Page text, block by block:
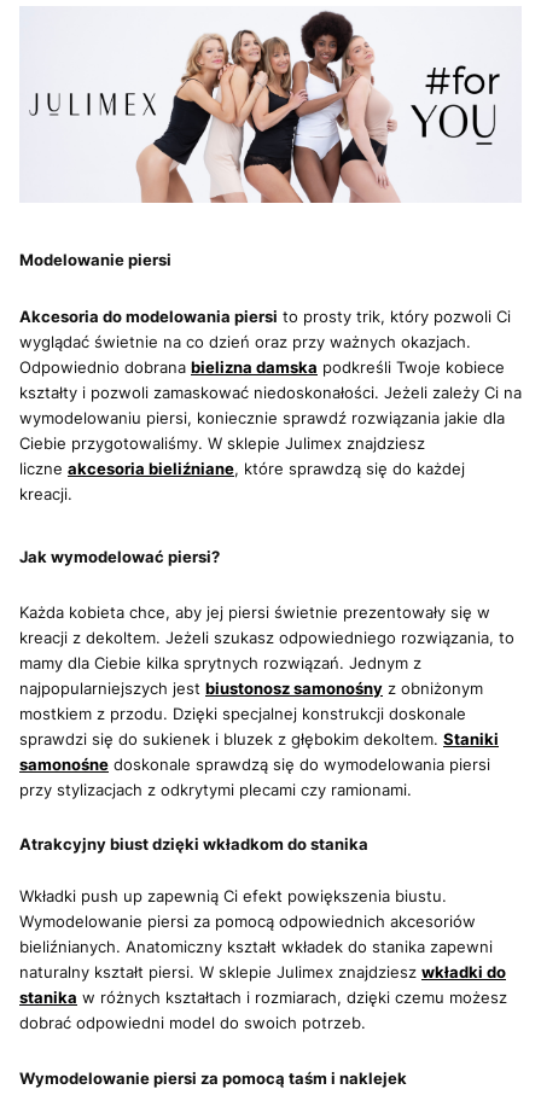
Modelowanie piersi
Akcesoria do modelowania piersi to prosty trik, który pozwoli Ci
wyglądać świetnie na co dzień oraz przy ważnych okazjach.
Odpowiednio dobrana bielizna damska podkreśli Twoje kobiece
kształty i pozwoli zamaskować niedoskonałości. Jeżeli zależy Ci na
wymodelowaniu piersi, koniecznie sprawdź rozwiązania jakie dla
Ciebie przygotowaliśmy. W sklepie Julimex znajdziesz
liczne akcesoria bieliźniane, które sprawdzą się do każdej
kreacji.
Jak wymodelować piersi?
Każda kobieta chce, aby jej piersi świetnie prezentowały się w
kreacji z dekoltem. Jeżeli szukasz odpowiedniego rozwiązania, to
mamy dla Ciebie kilka sprytnych rozwiązań. Jednym z
najpopularniejszych jest biustonosz samonośny z obniżonym
mostkiem z przodu. Dzięki specjalnej konstrukcji doskonale
sprawdzi się do sukienek i bluzek z głębokim dekoltem. Staniki
samonośne doskonale sprawdzą się do wymodelowania piersi
przy stylizacjach z odkrytymi plecami czy ramionami.
Atrakcyjny biust dzięki wkładkom do stanika
Wkładki push up zapewnią Ci efekt powiększenia biustu.
Wymodelowanie piersi za pomocą odpowiednich akcesoriów
bieliźnianych. Anatomiczny kształt wkładek do stanika zapewni
naturalny kształt piersi. W sklepie Julimex znajdziesz wkładki do
stanika w różnych kształtach i rozmiarach, dzięki czemu możesz
dobrać odpowiedni model do swoich potrzeb.
Wymodelowanie piersi za pomocą taśm i naklejek